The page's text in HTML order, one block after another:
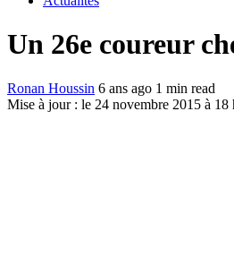
Un 26e coureur
Ronan Houssin 6 ans ago 1 min read
Mise à jour : le 24 novembre 2015 à 18